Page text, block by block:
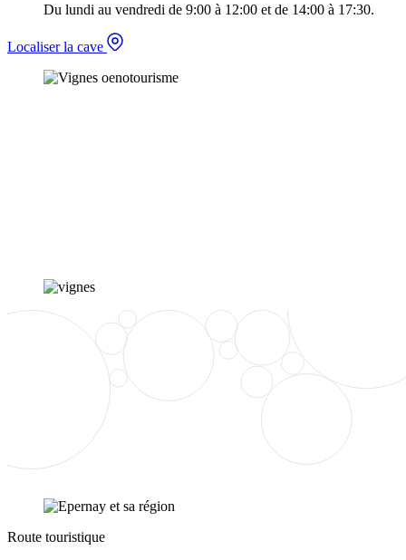
Du lundi au vendredi de 9:00 à 12:00 et de 14:00 à 17:30.
Localiser la cave
Route touristique